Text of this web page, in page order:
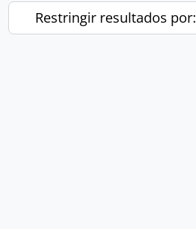
Restringir resultados por: